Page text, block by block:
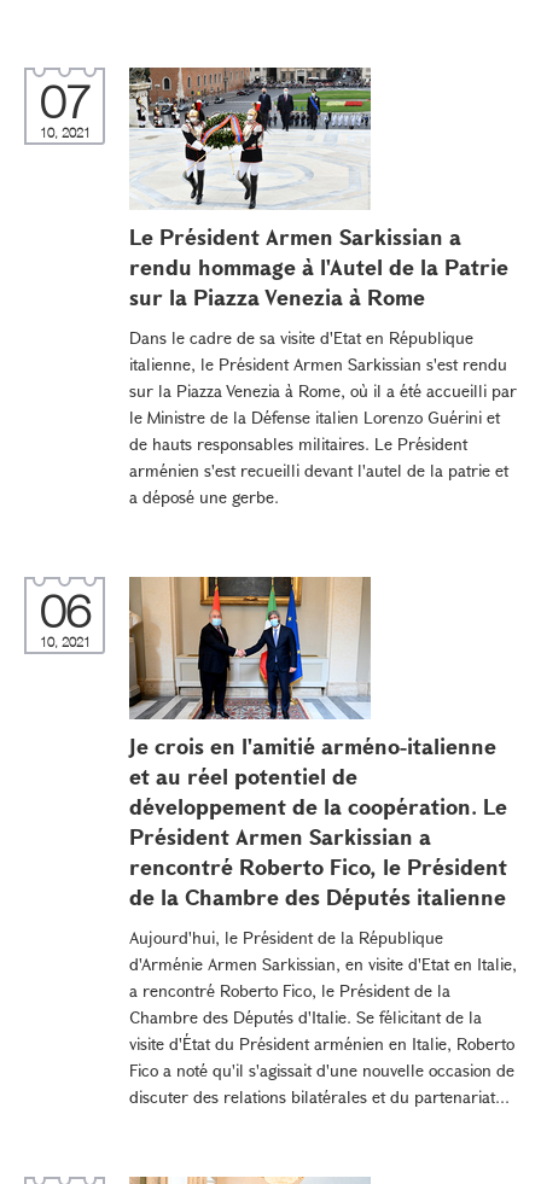
07
10, 2021
Le Président Armen Sarkissian a
rendu hommage à l'Autel de la Patrie
sur la Piazza Venezia à Rome
Dans le cadre de sa visite d'Etat en République
italienne, le Président Armen Sarkissian s'est rendu
sur la Piazza Venezia à Rome, où il a été accueilli par
le Ministre de la Défense italien Lorenzo Guérini et
de hauts responsables militaires. Le Président
arménien s'est recueilli devant l'autel de la patrie et
a déposé une gerbe.
06
10, 2021
Je crois en l'amitié arméno-italienne
et au réel potentiel de
développement de la coopération. Le
Président Armen Sarkissian a
rencontré Roberto Fico, le Président
de la Chambre des Députés italienne
Aujourd'hui, le Président de la République
d'Arménie Armen Sarkissian, en visite d'Etat en Italie,
a rencontré Roberto Fico, le Président de la
Chambre des Députés d'Italie. Se félicitant de la
visite d'État du Président arménien en Italie, Roberto
Fico a noté qu'il s'agissait d'une nouvelle occasion de
discuter des relations bilatérales et du partenariat...